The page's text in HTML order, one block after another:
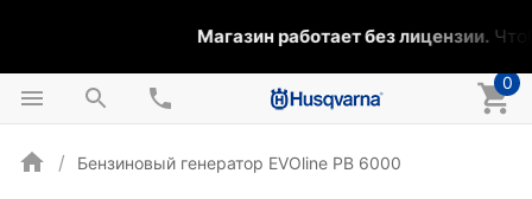
Магазин работает без лицензии.
0
Бензиновый генератор EVOline PB 6000